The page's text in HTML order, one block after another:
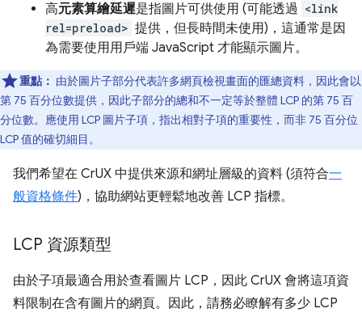
高元素算繪延遲是指圖片可供使用 (可能透過 <link
rel=preload> 提供，但長時間未使用)，這通常是因
為需要使用用戶端 JavaScript 才能顯示圖片。
重點： 由於圖片子部分代表許多網頁檢視畫面的匯總資料，因此會以
第 75 百分位數提供，因此子部分的總和不一定等於整體 LCP 的第 75 百
分位數。應使用 LCP 圖片子項，指出相對子項的重要性，而非 75 百分位
LCP 值的確切細目。
我們希望在 CrUX 中提供來源和網址層級的資料 (須符合一
般資格條件)，協助網站更輕鬆地改善 LCP 指標。
LCP 資源類型
由於子項最適合用於查看圖片 LCP，因此 CrUX 會將這項資
料限制在含有圖片的網頁。因此，請務必瞭解有多少 LCP